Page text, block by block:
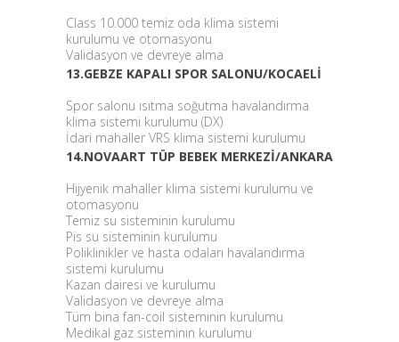
Class 10.000 temiz oda klima sistemi
kurulumu ve otomasyonu
Validasyon ve devreye alma
13.GEBZE KAPALI SPOR SALONU/KOCAELİ
Spor salonu ısıtma soğutma havalandırma
klima sistemi kurulumu (DX)
İdari mahaller VRS klima sistemi kurulumu
14.NOVAART TÜP BEBEK MERKEZİ/ANKARA
Hijyenik mahaller klima sistemi kurulumu ve
otomasyonu
Temiz su sisteminin kurulumu
Pis su sisteminin kurulumu
Poliklinikler ve hasta odaları havalandırma
sistemi kurulumu
Kazan dairesi ve kurulumu
Validasyon ve devreye alma
Tüm bina fan-coil sisteminin kurulumu
Medikal gaz sisteminin kurulumu